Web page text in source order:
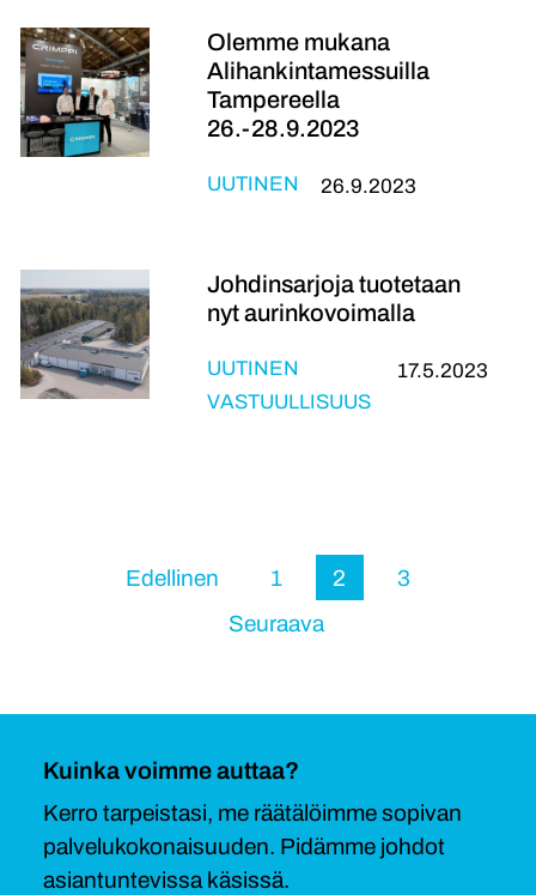
Olemme mukana
Alihankintamessuilla
Tampereella
26.-28.9.2023
UUTINEN 26.9.2023
Johdinsarjoja tuotetaan
nyt aurinkovoimalla
UUTINEN
VASTUULLISUUS
17.5.2023
Edellinen Page
1 Page
2 Page
3
Seuraava
Kuinka voimme auttaa?
Kerro tarpeistasi, me räätälöimme sopivan
palvelukokonaisuuden. Pidämme johdot
asiantuntevissa käsissä.